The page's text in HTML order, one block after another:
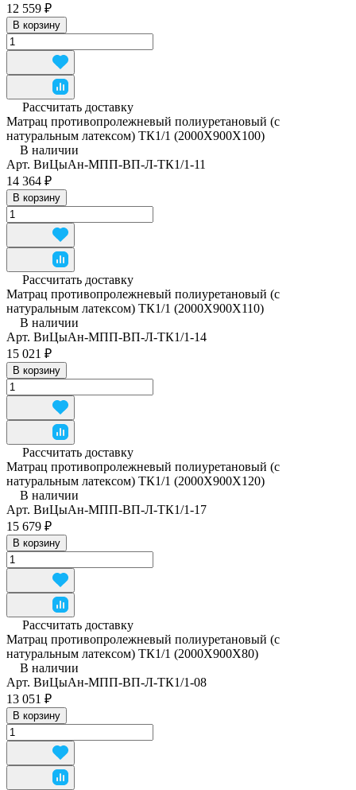
12 559 ₽
В корзину
Рассчитать доставку
Матрац противопролежневый полиуретановый (с
натуральным латексом) ТК1/1 (2000Х900Х100)
В наличии
Арт. ВиЦыАн-МПП-ВП-Л-ТК1/1-11
14 364 ₽
В корзину
Рассчитать доставку
Матрац противопролежневый полиуретановый (с
натуральным латексом) ТК1/1 (2000Х900Х110)
В наличии
Арт. ВиЦыАн-МПП-ВП-Л-ТК1/1-14
15 021 ₽
В корзину
Рассчитать доставку
Матрац противопролежневый полиуретановый (с
натуральным латексом) ТК1/1 (2000Х900Х120)
В наличии
Арт. ВиЦыАн-МПП-ВП-Л-ТК1/1-17
15 679 ₽
В корзину
Рассчитать доставку
Матрац противопролежневый полиуретановый (с
натуральным латексом) ТК1/1 (2000Х900Х80)
В наличии
Арт. ВиЦыАн-МПП-ВП-Л-ТК1/1-08
13 051 ₽
В корзину